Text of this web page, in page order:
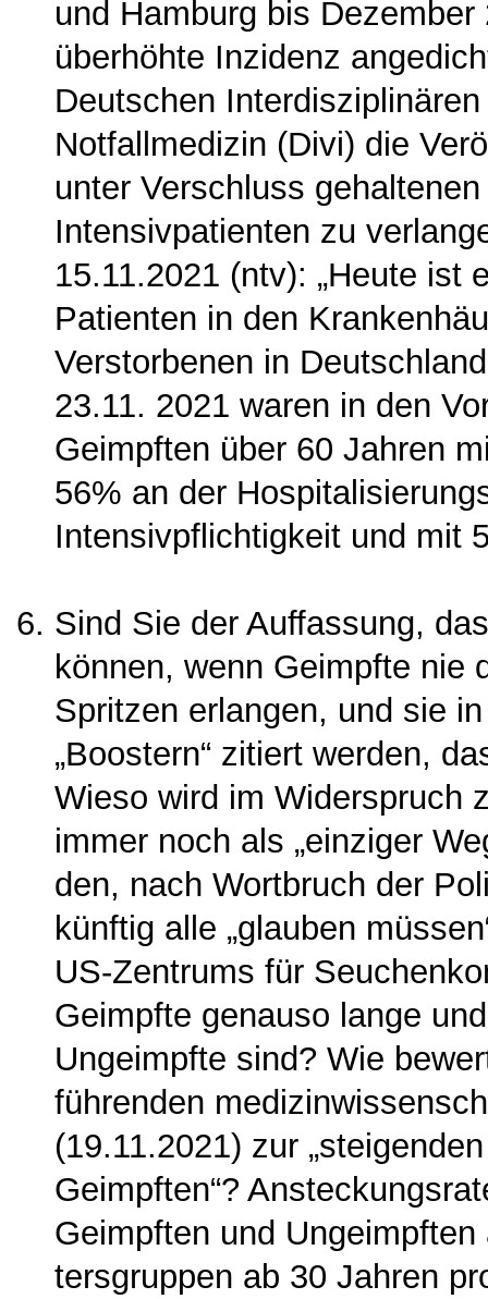
und Ham­burg bis
überhöhte Inzidenz
Deutschen
Notfallmedizin (Divi) die
unter Verschluss
Intensivpatienten zu
15.11.2021 (ntv): „Heute ist
Patienten in den
Verstorbenen in
23.11. 2021 waren in den
Geimpften über 60 Jahren
56% an der
Intensivpflichtigkeit und mit
Sind Sie der Auffassung,
können, wenn Geimpfte nie
Spritzen erlangen, und sie
„Boostern“ zitiert werden,
Wieso wird im Widerspruch
immer noch als „einziger
den, nach Wort­bruch der
künftig alle „glauben
US-Zentrums für
Geimpfte genauso lange
Ungeimpfte sind? Wie
führenden
(19.11.2021) zur
Geimpften“?
Geimpften und
tersgruppen ab 30 Jahren